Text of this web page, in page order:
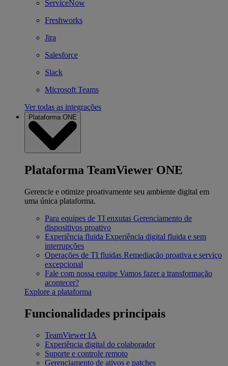
ServiceNow
Freshworks
Jira
Salesforce
Slack
Microsoft Teams
Ver todas as integrações
Plataforma ONE
Plataforma TeamViewer ONE
Gerencie e otimize proativamente seu ambiente digital em
uma única plataforma.
Para equipes de TI enxutas Gerenciamento de
dispositivos proativo
Experiência fluida Experiência digital fluida e sem
interrupções
Operações de TI fluidas Remediação proativa e serviço
excepcional
Fale com nossa equipe Vamos fazer a transformação
acontecer?
Explore a plataforma
Funcionalidades principais
TeamViewer IA
Experiência digital do colaborador
Suporte e controle remoto
Gerenciamento de ativos e patches